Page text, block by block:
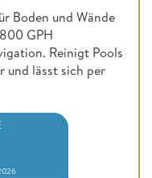
Boden und Wände
GPH
Reinigt Pools
und lässt sich per